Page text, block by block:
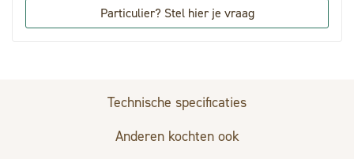
Particulier? Stel hier je vraag
Technische specificaties
Anderen kochten ook